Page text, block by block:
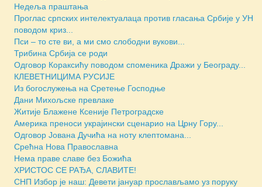
Недеља праштања
Проглас српских интелектуалаца против гласања Србије у УН
поводом криз...
Пси – то сте ви, а ми смо слободни вукови...
Трибина Србија се роди
Одговор Кораксићу поводом споменика Дражи у Београду...
КЛЕВЕТНИЦИМА РУСИЈЕ
Из богослужења на Сретење Господње
Дани Михољске превлаке
Житије Блажене Ксеније Петроградске
Америка преноси украјински сценарио на Црну Гору...
Одговор Јована Дучића на ноту клептомана...
Срећна Нова Православна
Нема праве славе без Божића
ХРИСТОС СЕ РАЂА, СЛАВИТЕ!
СНП Избор је наш: Девети јануар прослављамо уз поруку